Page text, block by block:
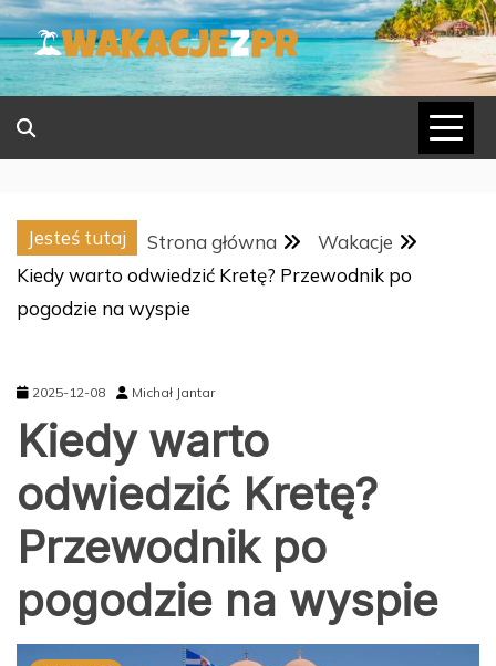
Skip
to
content
Jesteś tutaj Strona główna
Wakacje
Kiedy warto odwiedzić Kretę? Przewodnik po
pogodzie na wyspie
2025-12-08 Michał Jantar
Kiedy warto
odwiedzić Kretę?
Przewodnik po
pogodzie na wyspie